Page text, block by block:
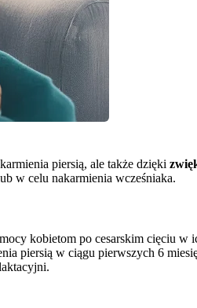
piersią, ale także dzięki
w celu nakarmienia wcześniaka.
kobietom po cesarskim cięciu w
piersią w ciągu pierwszych 6